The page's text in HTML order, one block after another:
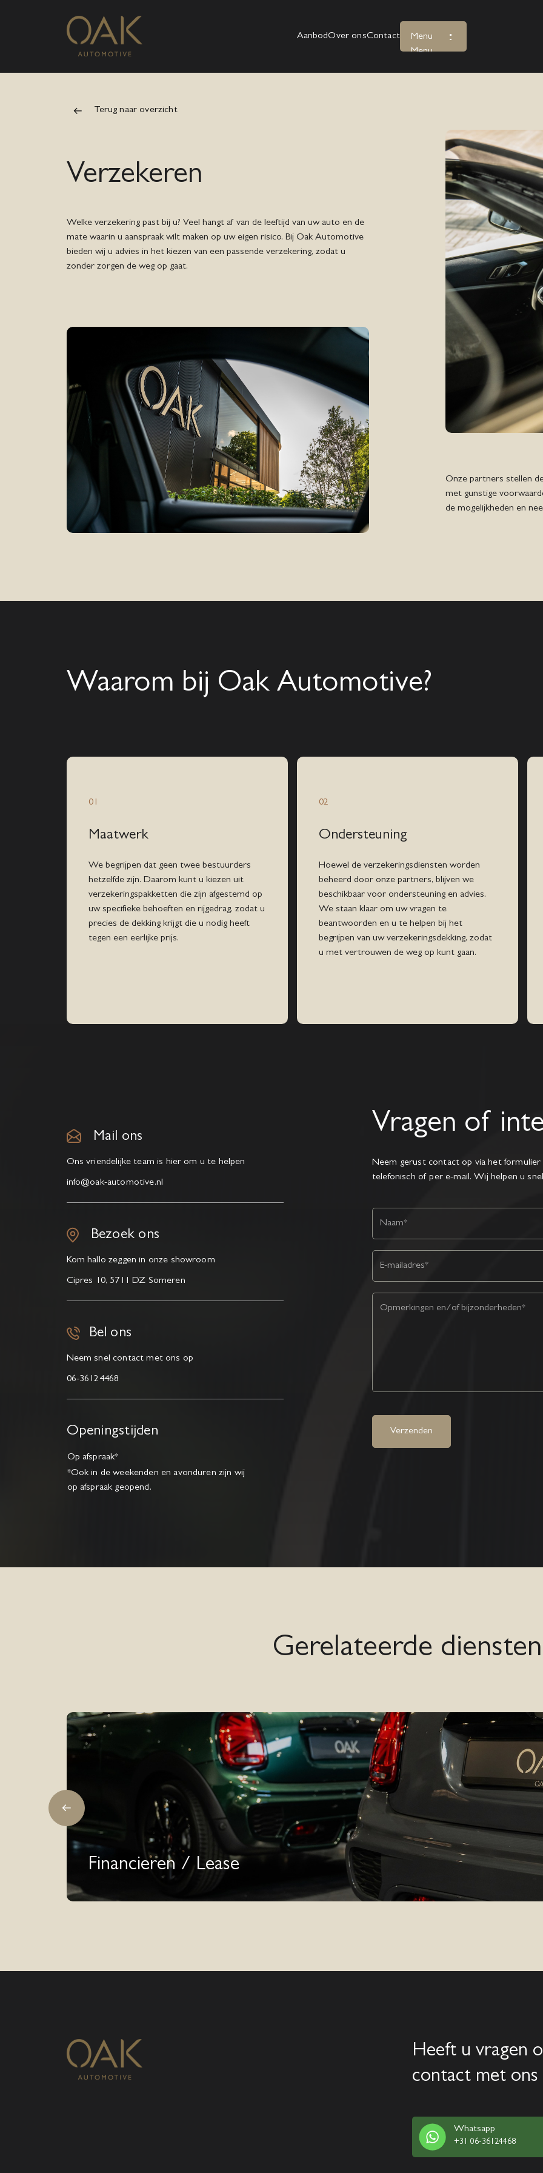
AanbodOver onsContact
Menu
Menu
Terug naar overzicht
Verzekeren
Welke verzekering past bij u? Veel hangt af van de leeftijd van uw auto en de
mate waarin u aanspraak wilt maken op uw eigen risico. Bij Oak Automotive
bieden wij u advies in het kiezen van een passende verzekering, zodat u
zonder zorgen de weg op gaat.
Onze partners stellen
met gunstige
de mogelijkheden en
Waarom bij Oak Automotive?
01
Maatwerk
We begrijpen dat geen twee bestuurders
hetzelfde zijn. Daarom kunt u kiezen uit
verzekeringspakketten die zijn afgestemd op
uw specifieke behoeften en rijgedrag, zodat u
precies de dekking krijgt die u nodig heeft
tegen een eerlijke prijs.
02
Ondersteuning
Hoewel de verzekeringsdiensten worden
beheerd door onze partners, blijven we
beschikbaar voor ondersteuning en advies.
We staan klaar om uw vragen te
beantwoorden en u te helpen bij het
begrijpen van uw verzekeringsdekking, zodat
u met vertrouwen de weg op kunt gaan.
Mail ons
Ons vriendelijke team is hier om u te helpen
info@oak-automotive.nl
Bezoek ons
Kom hallo zeggen in onze showroom
Cipres 10, 5711 DZ Someren
Bel ons
Neem snel contact met ons op
06-36124468
Openingstijden
Op afspraak*
*Ook in de weekenden en avonduren zijn wij
op afspraak geopend.
Vragen of
Neem gerust contact op via het formulier
telefonisch of per e-mail. Wij helpen u
Verzenden
Gerelateerde diensten
Financieren / Lease
Heeft u vragen
contact met ons
Whatsapp
+31 06-36124468